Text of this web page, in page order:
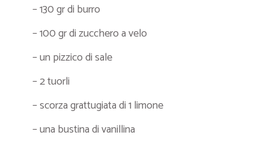
– 130 gr di burro
– 100 gr di zucchero a velo
– un pizzico di sale
– 2 tuorli
– scorza grattugiata di 1 limone
– una bustina di vanillina